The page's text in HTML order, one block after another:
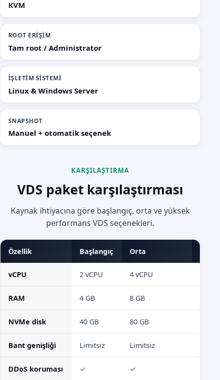
KVM
ROOT ERIŞIM
Tam root / Administrator
İŞLETIM SISTEMI
Linux & Windows Server
SNAPSHOT
Manuel + otomatik seçenek
KARŞILAŞTIRMA
VDS paket karşılaştırması
Kaynak ihtiyacına göre başlangıç, orta ve yüksek
performans VDS seçenekleri.
Özellik Başlangıç Orta
vCPU 2 vCPU 4 vCPU
RAM 4 GB 8 GB
NVMe disk 40 GB 80 GB
Bant genişliği Limitsiz Limitsiz
DDoS koruması ✓ ✓